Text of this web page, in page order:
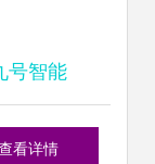
号智能
） 双十
看详情